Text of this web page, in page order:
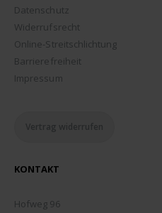
Datenschutz
Widerrufsrecht
Online-Streitschlichtung
Barrierefreiheit
Impressum
Vertrag widerrufen
KONTAKT
Hofweg 96